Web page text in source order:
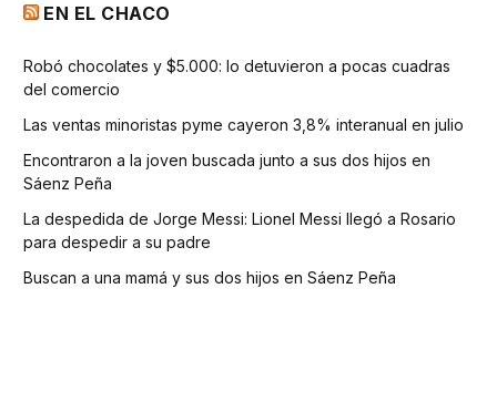
EN EL CHACO
Robó chocolates y $5.000: lo detuvieron a pocas cuadras
del comercio
Las ventas minoristas pyme cayeron 3,8% interanual en julio
Encontraron a la joven buscada junto a sus dos hijos en
Sáenz Peña
La despedida de Jorge Messi: Lionel Messi llegó a Rosario
para despedir a su padre
Buscan a una mamá y sus dos hijos en Sáenz Peña